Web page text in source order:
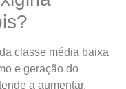
classe média baixa
e geração do
a aumentar.